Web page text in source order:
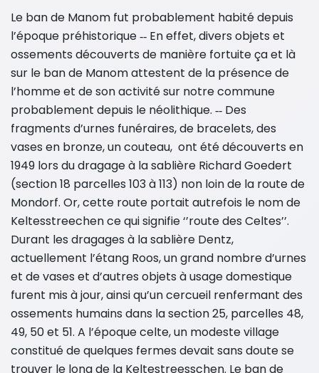
Le ban de Manom fut probablement habité depuis
l’époque préhistorique ‐‐ En effet, divers objets et
ossements découverts de manière fortuite ça et là
sur le ban de Manom attestent de la présence de
l’homme et de son activité sur notre commune
probablement depuis le néolithique. ‐‐ Des
fragments d’urnes funéraires, de bracelets, des
vases en bronze, un couteau, ont été découverts en
1949 lors du dragage à la sablière Richard Goedert
(section 18 parcelles 103 à 113) non loin de la route de
Mondorf. Or, cette route portait autrefois le nom de
Keltesstreechen ce qui signifie ‘’route des Celtes’’.
Durant les dragages à la sablière Dentz,
actuellement l’étang Roos, un grand nombre d’urnes
et de vases et d’autres objets à usage domestique
furent mis à jour, ainsi qu’un cercueil renfermant des
ossements humains dans la section 25, parcelles 48,
49, 50 et 51. A l’époque celte, un modeste village
constitué de quelques fermes devait sans doute se
trouver le long de la Keltestreesschen. Le ban de